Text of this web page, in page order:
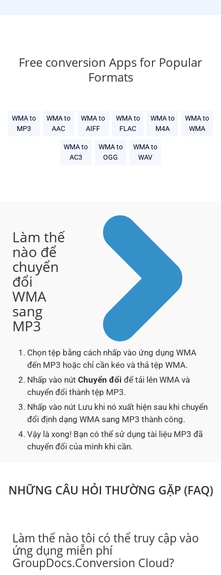
Free conversion Apps for Popular
Formats
WMA to
MP3
WMA to
AAC
WMA to
AIFF
WMA to
FLAC
WMA to
M4A
WMA to
WMA
WMA to
AC3
WMA to
OGG
WMA to
WAV
Làm thế
nào để
chuyển
đổi
WMA
sang
MP3
Chọn tệp bằng cách nhấp vào ứng dụng WMA
đến MP3 hoặc chỉ cần kéo và thả tệp WMA.
Nhấp vào nút Chuyển đổi để tải lên WMA và
chuyển đổi thành tệp MP3.
Nhấp vào nút Lưu khi nó xuất hiện sau khi chuyển
đổi định dạng WMA sang MP3 thành công.
Vậy là xong! Bạn có thể sử dụng tài liệu MP3 đã
chuyển đổi của mình khi cần.
NHỮNG CÂU HỎI THƯỜNG GẶP (FAQ)
Làm thế nào tôi có thể truy cập vào
ứng dụng miễn phí
GroupDocs.Conversion Cloud?